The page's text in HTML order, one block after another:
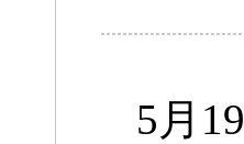
5月